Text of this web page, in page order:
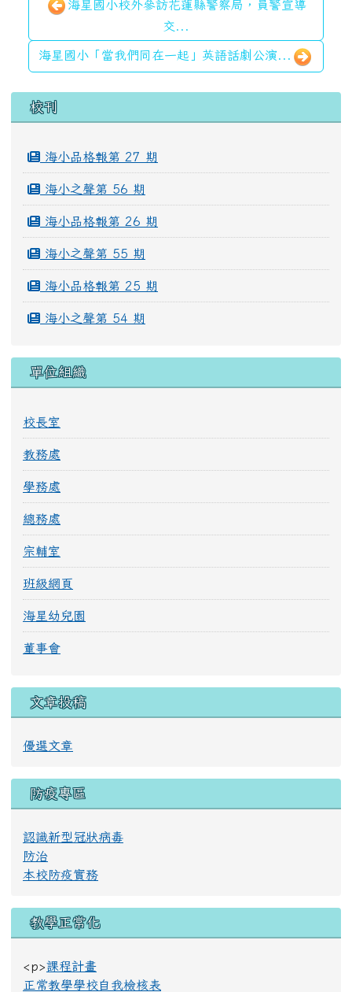
海星國小校外參訪花蓮縣警察局，員警宣導
交...
海星國小「當我們同在一起」英語話劇公演...
左邊區域內容
校刊
海小品格報第 27 期
海小之聲第 56 期
海小品格報第 26 期
海小之聲第 55 期
海小品格報第 25 期
海小之聲第 54 期
單位組織
校長室
教務處
學務處
總務處
宗輔室
班級網頁
海星幼兒園
董事會
文章投稿
優選文章
防疫專區
認識新型冠狀病毒
防治
本校防疫實務
教學正常化
<p>課程計畫
正常教學學校自我檢核表